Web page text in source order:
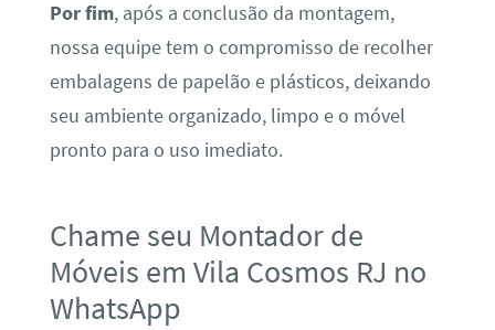
Por fim, após a conclusão da montagem,
nossa equipe tem o compromisso de recolher
embalagens de papelão e plásticos, deixando
seu ambiente organizado, limpo e o móvel
pronto para o uso imediato.
Chame seu Montador de
Móveis em Vila Cosmos RJ no
WhatsApp